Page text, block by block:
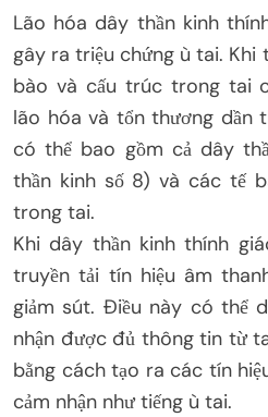
Lão hóa dây thần kinh
gây ra triệu chứng ù tai. Khi
bào và cấu trúc trong tai
lão hóa và tổn thương dần
có thể bao gồm cả dây
thần kinh số 8) và các tế
trong tai.
Khi dây thần kinh thính
truyền tải tín hiệu âm
giảm sút. Điều này có thể
nhận được đủ thông tin từ
bằng cách tạo ra các tín
cảm nhận như tiếng ù tai.